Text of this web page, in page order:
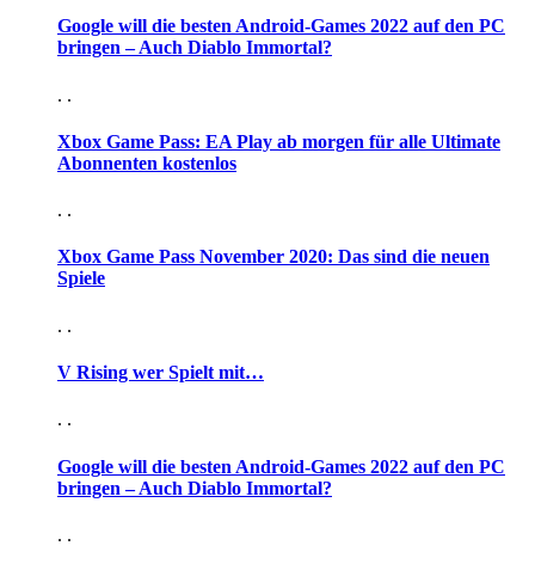
Google will die besten Android-Games 2022 auf den PC
bringen – Auch Diablo Immortal?
. .
Xbox Game Pass: EA Play ab morgen für alle Ultimate
Abonnenten kostenlos
. .
Xbox Game Pass November 2020: Das sind die neuen
Spiele
. .
V Rising wer Spielt mit…
. .
Google will die besten Android-Games 2022 auf den PC
bringen – Auch Diablo Immortal?
. .